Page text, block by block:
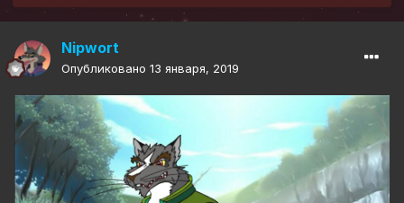
Nipwort
Опубликовано 13 января, 2019